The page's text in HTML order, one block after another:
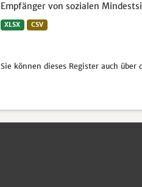
Empfänger von sozialen
XLSX CSV
Sie können dieses Register auch über